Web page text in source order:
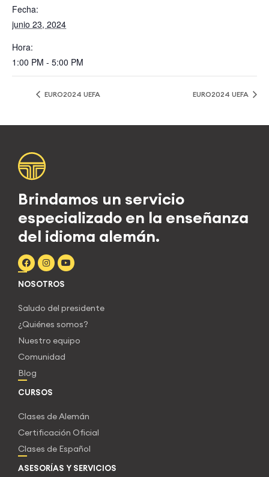
Fecha:
junio 23, 2024
Hora:
1:00 PM - 5:00 PM
EURO2024 UEFA EURO2024 UEFA
Brindamos un servicio
especializado en la enseñanza
del idioma alemán.
NOSOTROS
Saludo del presidente
¿Quiénes somos?
Nuestro equipo
Comunidad
Blog
CURSOS
Clases de Alemán
Certificación Oficial
Clases de Español
ASESORÍAS Y SERVICIOS